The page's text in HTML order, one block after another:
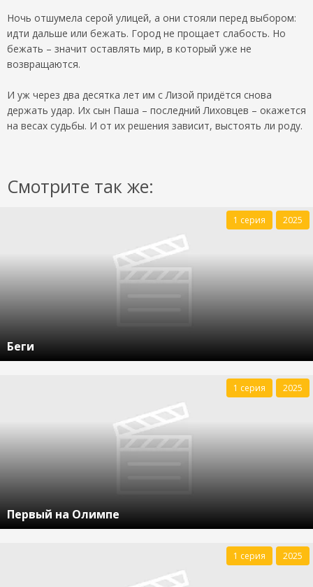
Ночь отшумела серой улицей, а они стояли перед выбором:
идти дальше или бежать. Город не прощает слабость. Но
бежать – значит оставлять мир, в который уже не
возвращаются.
И уж через два десятка лет им с Лизой придётся снова
держать удар. Их сын Паша – последний Лиховцев – окажется
на весах судьбы. И от их решения зависит, выстоять ли роду.
Смотрите так же:
Беги
1 серия 2025
Первый на Олимпе
1 серия 2025
1 серия 2025